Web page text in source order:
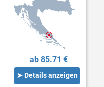
ab 85.71 €
➤ Details anzeigen